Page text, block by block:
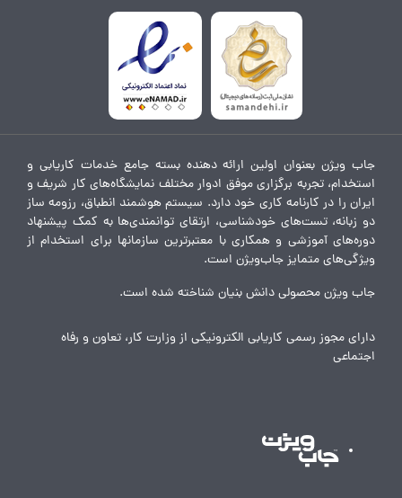
جاب ویژن بعنوان اولین ارائه دهنده بسته جامع خدمات کاریابی و
استخدام، تجربه برگزاری موفق ادوار مختلف نمایشگاه‌های کار شریف و
ایران را در کارنامه کاری خود دارد. سیستم هوشمند انطباق، رزومه ساز
دو زبانه، تست‌های خودشناسی، ارتقای توانمندی‌ها به کمک پیشنهاد
دوره‌های آموزشی و همکاری با معتبرترین سازمانها برای استخدام از
ویژگی‌های متمایز جاب‌ویژن است.
جاب ویژن محصولی دانش بنیان شناخته شده است.
دارای مجوز رسمی کاریابی الکترونیکی از وزارت کار، تعاون و رفاه
اجتماعی